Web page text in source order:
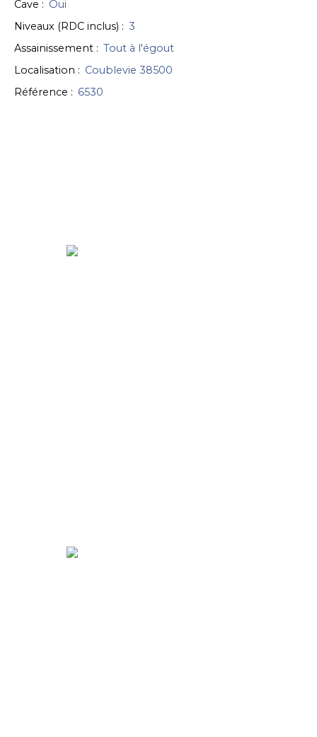
Cave : Oui
Niveaux (RDC inclus) : 3
Assainissement : Tout à l'égout
Localisation : Coublevie 38500
Référence : 6530